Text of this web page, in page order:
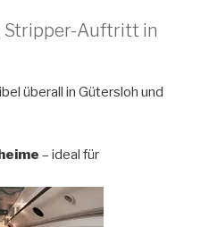
Stripper-Auftritt in
überall in Gütersloh und
– ideal für